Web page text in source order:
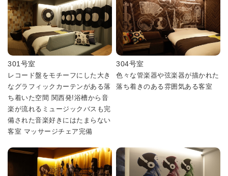
301号室
レコード盤をモチーフにした大き
なグラフィックカーテンがある落
ち着いた空間 関西発!浴槽から音
楽が流れるミュージックバスも完
備された音楽好きにはたまらない
客室 マッサージチェア完備
304号室
色々な管楽器や弦楽器が描かれた
落ち着きのある雰囲気ある客室